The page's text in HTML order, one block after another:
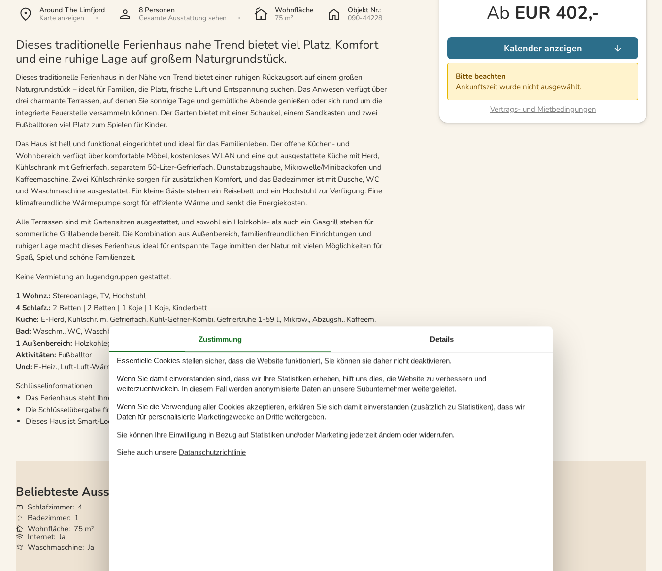
Around The Limfjord
Karte anzeigen
8 Personen
Gesamte Ausstattung sehen
Wohnfläche
75 m²
Objekt Nr.:
090-44228
Dieses traditionelle Ferienhaus nahe Trend bietet viel Platz, Komfort
und eine ruhige Lage auf großem Naturgrundstück.
Dieses traditionelle Ferienhaus in der Nähe von Trend bietet einen ruhigen Rückzugsort auf einem großen
Naturgrundstück – ideal für Familien, die Platz, frische Luft und Entspannung suchen. Das Anwesen verfügt über
drei charmante Terrassen, auf denen Sie sonnige Tage und gemütliche Abende genießen oder sich rund um die
integrierte Feuerstelle versammeln können. Der Garten bietet mit einer Schaukel, einem Sandkasten und zwei
Fußballtoren viel Platz zum Spielen für Kinder.
Das Haus ist hell und funktional eingerichtet und ideal für das Familienleben. Der offene Küchen- und
Wohnbereich verfügt über komfortable Möbel, kostenloses WLAN und eine gut ausgestattete Küche mit Herd,
Kühlschrank mit Gefrierfach, separatem 50-Liter-Gefrierfach, Dunstabzugshaube, Mikrowelle/Minibackofen und
Kaffeemaschine. Zwei Kühlschränke sorgen für zusätzlichen Komfort, und das Badezimmer ist mit Dusche, WC
und Waschmaschine ausgestattet. Für kleine Gäste stehen ein Reisebett und ein Hochstuhl zur Verfügung. Eine
klimafreundliche Wärmepumpe sorgt für effiziente Wärme und senkt die Energiekosten.
Alle Terrassen sind mit Gartensitzen ausgestattet, und sowohl ein Holzkohle- als auch ein Gasgrill stehen für
sommerliche Grillabende bereit. Die Kombination aus Außenbereich, familienfreundlichen Einrichtungen und
ruhiger Lage macht dieses Ferienhaus ideal für entspannte Tage inmitten der Natur mit vielen Möglichkeiten für
Spaß, Spiel und schöne Familienzeit.
Keine Vermietung an Jugendgruppen gestattet.
1 Wohnz.: Stereoanlage, TV, Hochstuhl
4 Schlafz.: 2 Betten | 2 Betten | 1 Koje | 1 Koje, Kinderbett
Küche: E-Herd, Kühlschr. m. Gefrierfach, Kühl-Gefrier-Kombi, Gefriertruhe 1-59 l., Mikrow., Abzugsh., Kaffeem.
Bad: Waschm., WC, Waschb., Dusche
1 Außenbereich: Holzkohlegrill, Terrasse
Aktivitäten: Fußballtor
Und: E-Heiz., Luft-Luft-Wärmepumpe, Spielgeräte, Naturgrundst. 1176 m2 , reizvolle Lage, Nichtraucherhaus
Schlüsselinformationen
Das Ferienhaus steht Ihnen am Anreisetag ab 16:00 Uhr zur Verfügung.
Die Schlüsselübergabe findet am Haus statt.
Dieses Haus ist Smart-Lock-fähig
Beliebteste Ausstattungen
Schlafzimmer 4
Badezimmer 1
Wohnfläche 75 m²
Internet Ja
Waschmaschine Ja
Ab EUR 402,-
Kalender anzeigen
Bitte beachten
Ankunftszeit wurde nicht ausgewählt.
Vertrags- und Mietbedingungen
Zustimmung Details
Essentielle Cookies stellen sicher, dass die Website funktioniert, Sie können sie daher nicht deaktivieren.
Wenn Sie damit einverstanden sind, dass wir Ihre Statistiken erheben, hilft uns dies, die Website zu verbessern und
weiterzuentwickeln. In diesem Fall werden anonymisierte Daten an unsere Subunternehmer weitergeleitet.
Wenn Sie die Verwendung aller Cookies akzeptieren, erklären Sie sich damit einverstanden (zusätzlich zu Statistiken), dass wir
Daten für personalisierte Marketingzwecke an Dritte weitergeben.
Sie können Ihre Einwilligung in Bezug auf Statistiken und/oder Marketing jederzeit ändern oder widerrufen.
Siehe auch unsere Datanschutzrichtlinie